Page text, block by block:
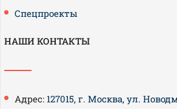
Спецпроекты
НАШИ КОНТАКТЫ
Адрес: 127015, г. Москва, ул.